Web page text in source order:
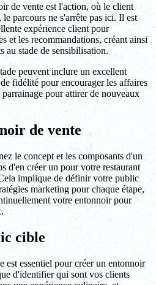
de vente est l'action, où le client
parcours ne s'arrête pas ici. Il est
expérience client pour
et les recommandations, créant ainsi
au stade de sensibilisation.
peuvent inclure un excellent
fidélité pour encourager les affaires
pour attirer de nouveaux
de vente
le concept et les composants d'un
d'en créer un pour votre restaurant
implique de définir votre public
marketing pour chaque étape,
votre entonnoir pour
cible
essentiel pour créer un entonnoir
d'identifier qui sont vos clients